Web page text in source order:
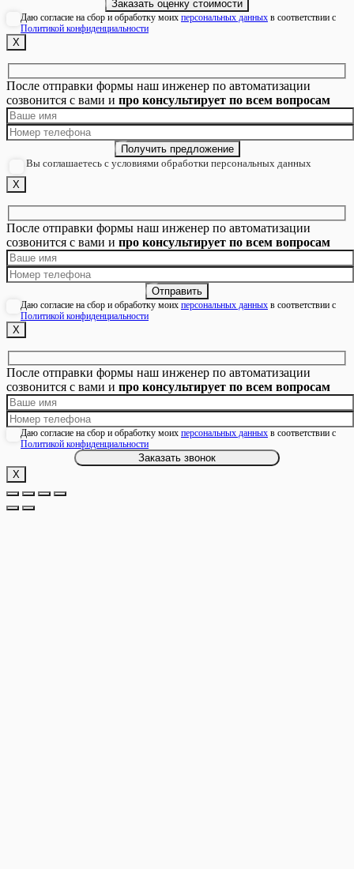
Даю согласие на сбор и обработку моих персональных данных в соответствии с
Политикой конфиденциальности
Х
После отправки формы наш инженер по автоматизации
созвонится с вами и про консультирует по всем вопросам
Вы соглашаетесь с условиями обработки персональных данных
Х
После отправки формы наш инженер по автоматизации
созвонится с вами и про консультирует по всем вопросам
Даю согласие на сбор и обработку моих персональных данных в соответствии с
Политикой конфиденциальности
Х
После отправки формы наш инженер по автоматизации
созвонится с вами и про консультирует по всем вопросам
Даю согласие на сбор и обработку моих персональных данных в соответствии с
Политикой конфиденциальности
Х